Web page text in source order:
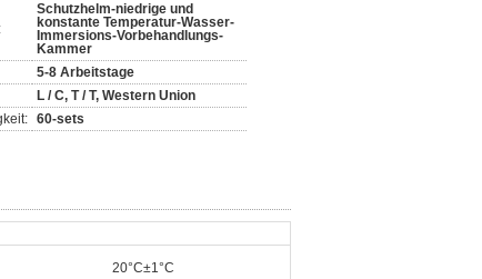
Schutzhelm-niedrige und
konstante Temperatur-Wasser-
Immersions-Vorbehandlungs-
Kammer
5-8 Arbeitstage
L / C, T / T, Western Union
60-sets
20°C±1°C